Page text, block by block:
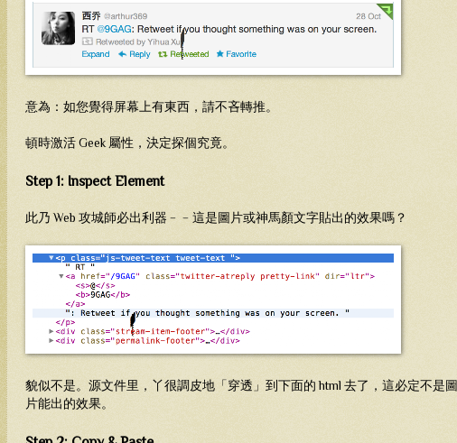
意為：如您覺得屏幕上有東西，請不吝轉推。
頓時激活 Geek 屬性，決定探個究竟。
Step 1: Inspect Element
此乃 Web 攻城師必出利器﹣﹣這是圖片或神馬顏文字貼出的效果嗎？
貌似不是。源文件里，丫很調皮地「穿透」到下面的 html 去了，這必定不是圖
片能出的效果。